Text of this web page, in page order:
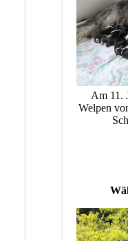
Am 11.
Welpen